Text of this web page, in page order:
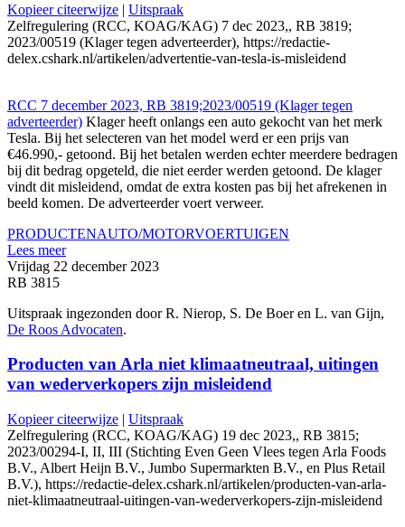
Kopieer citeerwijze | Uitspraak
Zelfregulering (RCC, KOAG/KAG) 7 dec 2023,, RB 3819;
2023/00519 (Klager tegen adverteerder), https://redactie-
delex.cshark.nl/artikelen/advertentie-van-tesla-is-misleidend
RCC 7 december 2023, RB 3819;2023/00519 (Klager tegen
adverteerder) Klager heeft onlangs een auto gekocht van het merk
Tesla. Bij het selecteren van het model werd er een prijs van
€46.990,- getoond. Bij het betalen werden echter meerdere bedragen
bij dit bedrag opgeteld, die niet eerder werden getoond. De klager
vindt dit misleidend, omdat de extra kosten pas bij het afrekenen in
beeld komen. De adverteerder voert verweer.
PRODUCTENAUTO/MOTORVOERTUIGEN
Lees meer
Vrijdag 22 december 2023
RB 3815
Uitspraak ingezonden door R. Nierop, S. De Boer en L. van Gijn,
De Roos Advocaten.
Producten van Arla niet klimaatneutraal, uitingen
van wederverkopers zijn misleidend
Kopieer citeerwijze | Uitspraak
Zelfregulering (RCC, KOAG/KAG) 19 dec 2023,, RB 3815;
2023/00294-I, II, III (Stichting Even Geen Vlees tegen Arla Foods
B.V., Albert Heijn B.V., Jumbo Supermarkten B.V., en Plus Retail
B.V.), https://redactie-delex.cshark.nl/artikelen/producten-van-arla-
niet-klimaatneutraal-uitingen-van-wederverkopers-zijn-misleidend